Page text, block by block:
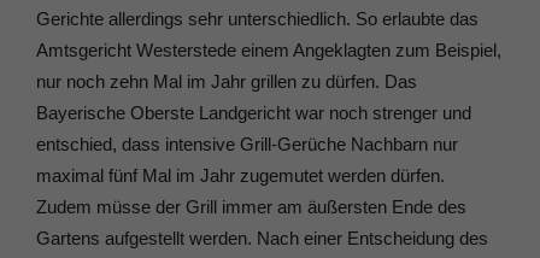
Gerichte allerdings sehr unterschiedlich. So erlaubte das
Amtsgericht Westerstede einem Angeklagten zum Beispiel,
nur noch zehn Mal im Jahr grillen zu dürfen. Das
Bayerische Oberste Landgericht war noch strenger und
entschied, dass intensive Grill-Gerüche Nachbarn nur
maximal fünf Mal im Jahr zugemutet werden dürfen.
Zudem müsse der Grill immer am äußersten Ende des
Gartens aufgestellt werden. Nach einer Entscheidung des